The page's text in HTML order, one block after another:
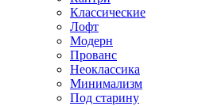
Классические
Лофт
Модерн
Прованс
Неоклассика
Минимализм
Под старину